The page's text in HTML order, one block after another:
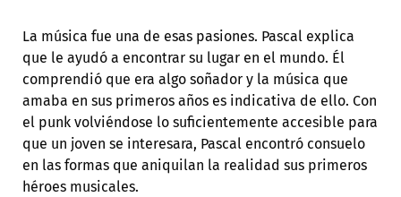
La música fue una de esas pasiones. Pascal explica
que le ayudó a encontrar su lugar en el mundo. Él
comprendió que era algo soñador y la música que
amaba en sus primeros años es indicativa de ello. Con
el punk volviéndose lo suficientemente accesible para
que un joven se interesara, Pascal encontró consuelo
en las formas que aniquilan la realidad sus primeros
héroes musicales.